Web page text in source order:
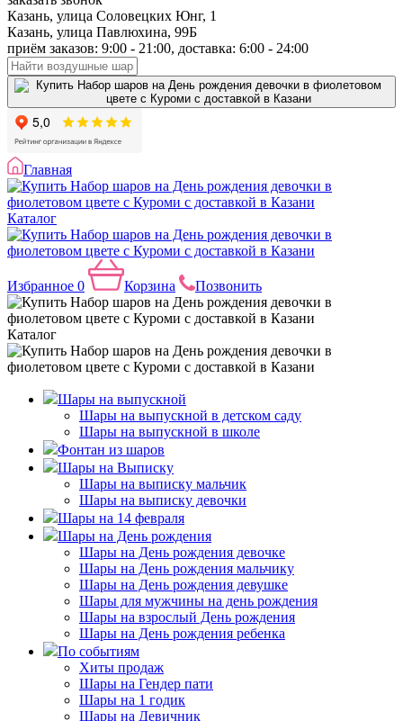
Казань, улица Соловецких Юнг, 1
Казань, улица Павлюхина, 99Б
приём заказов: 9:00 - 21:00, доставка: 6:00 - 24:00
Главная
Каталог
Избранное 0 Корзина Позвонить
Каталог
Шары на выпускной
Шары на выпускной в детском саду
Шары на выпускной в школе
Фонтан из шаров
Шары на Выписку
Шары на выписку мальчик
Шары на выписку девочки
Шары на 14 февраля
Шары на День рождения
Шары на День рождения девочке
Шары на День рождения мальчику
Шары на День рождения девушке
Шары для мужчины на день рождения
Шары на взрослый День рождения
Шары на День рождения ребенка
По событиям
Хиты продаж
Шары на Гендер пати
Шары на 1 годик
Шары на Девичник